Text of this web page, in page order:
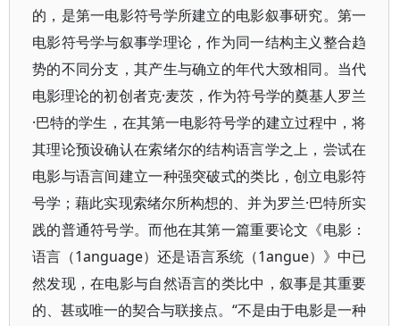
的，是第一电影符号学所建立的电影叙事研究。第一
电影符号学与叙事学理论，作为同一结构主义整合趋
势的不同分支，其产生与确立的年代大致相同。当代
电影理论的初创者克·麦茨，作为符号学的奠基人罗兰
·巴特的学生，在其第一电影符号学的建立过程中，将
其理论预设确认在索绪尔的结构语言学之上，尝试在
电影与语言间建立一种强突破式的类比，创立电影符
号学；藉此实现索绪尔所构想的、并为罗兰·巴特所实
践的普通符号学。而他在其第一篇重要论文《电影：
语言（1anguage）还是语言系统（1angue）》中已
然发现，在电影与自然语言的类比中，叙事是其重要
的、甚或唯一的契合与联接点。“不是由于电影是一种